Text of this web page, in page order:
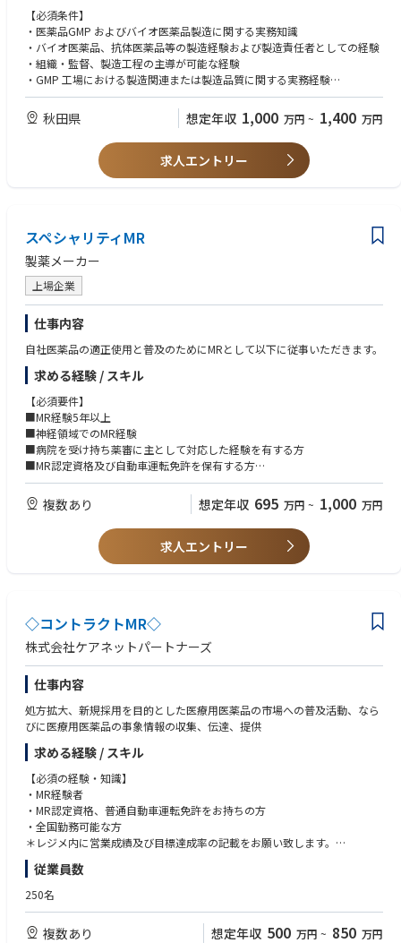
【必須条件】
・医薬品GMP およびバイオ医薬品製造に関する実務知識
・バイオ医薬品、抗体医薬品等の製造経験および製造責任者としての経験
・組織・監督、製造工程の主導が可能な経験
・GMP 工場における製造関連または製造品質に関する実務経験
・製造設備・機器、製造プロセス、製造文書、バリデーションに関する基
本的な理解
・複数の社外関係者（設計会社、施工会社、設備ベンダー、コンサルタン
ト、技術供与等）との調整・折衝が可能な経験
・製造部門または製造関連チームにおけるピープルマネジメント経験
・現場で発生する課題を整理し、関係者を巻き込みがが解決に導く能力
・技術移管、プロセスパラメータ設計、洗浄バリデーション、CSV 等に関
する知識または実務経験
・PMDA、FDA などの他国規制当局により GMP 案査における製造現場対応
の経験
・製造データ管理、電子記録、MES 等の製造関連システムに関する知識
・英語による技術文書の読解、海外技術パートナーとのコミュニケーショ
ン経験
・海外パートナーとの製造・技術移管プロジェクト経験
秋田県 想定年収 1,000 万円 ~ 1,400 万円
求人エントリー
スペシャリティMR
製薬メーカー
上場企業
仕事内容
自社医薬品の適正使用と普及のためにMRとして以下に従事いただきます。
求める経験 / スキル
【必須要件】
■MR経験5年以上
■神経領域でのMR経験
■病院を受け持ち薬審に主として対応した経験を有する方
■MR認定資格及び自動車運転免許を保有する方
■将来的な転勤に対応可能な方
【歓迎要件】
■論文を読み込める英語力
複数あり 想定年収 695 万円 ~ 1,000 万円
求人エントリー
◇コントラクトMR◇
株式会社ケアネットパートナーズ
仕事内容
処方拡大、新規採用を目的とした医療用医薬品の市場への普及活動、なら
びに医療用医薬品の事象情報の収集、伝達、提供
求める経験 / スキル
【必須の経験・知識】
・MR経験者
・MR認定資格、普通自動車運転免許をお持ちの方
・全国勤務可能な方
＊レジメ内に営業成績及び目標達成率の記載をお願い致します。
MR認定資格、運転免許証
従業員数
250名
複数あり 想定年収 500 万円 ~ 850 万円